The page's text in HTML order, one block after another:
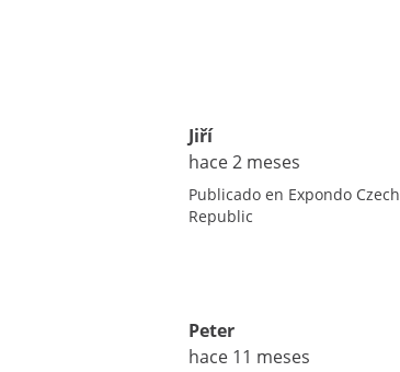
Jiří
hace 2 meses
Publicado en Expondo Czech
Republic
Peter
hace 11 meses